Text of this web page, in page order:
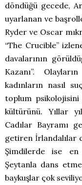
döndüğü gecede,
uyarlanan ve
Ryder ve Oscar
“The Crucible”
davalarının
Kazanı”.
kadınların nasıl
toplum
kültürünü. Yıllar
Cadılar Bayramı
getiren İrlandalılar
Şimdilerde ise
Şeytanla dans
baykuşlar çok